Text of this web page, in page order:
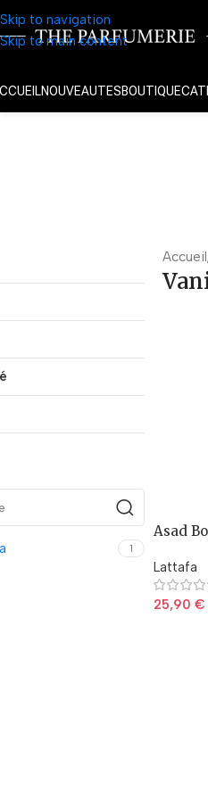
Skip to navigation
Skip to main content
NOUVEAUTESBOUTIQUE
1
Accueil
Asad
Lattafa
25,90 €